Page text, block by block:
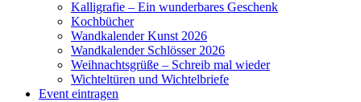
Kalligrafie – Ein wunderbares Geschenk
Kochbücher
Wandkalender Kunst 2026
Wandkalender Schlösser 2026
Weihnachtsgrüße – Schreib mal wieder
Wichteltüren und Wichtelbriefe
Event eintragen